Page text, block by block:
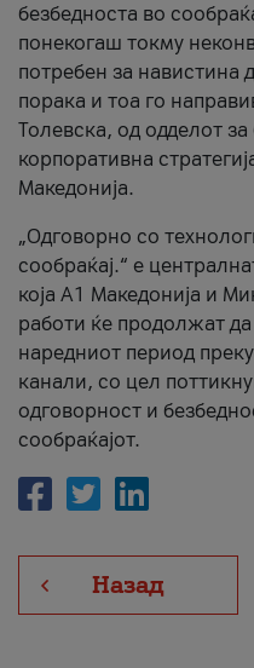
безбедноста во
понекогаш токму
потребен за навистина
порака и тоа го
Толевска, од одделот
корпоративна
Македонија.
„Одговорно со
сообраќај.“ е
која A1 Македонија и
работи ќе продолжат
наредниот период
канали, со цел
одговорност и
сообраќајот.
Назад